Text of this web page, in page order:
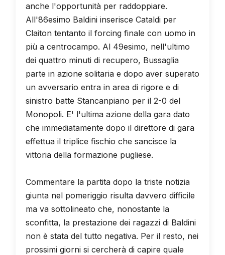
anche l'opportunità per raddoppiare.
All'86esimo Baldini inserisce Cataldi per
Claiton tentanto il forcing finale con uomo in
più a centrocampo. Al 49esimo, nell'ultimo
dei quattro minuti di recupero, Bussaglia
parte in azione solitaria e dopo aver superato
un avversario entra in area di rigore e di
sinistro batte Stancanpiano per il 2-0 del
Monopoli. E' l'ultima azione della gara dato
che immediatamente dopo il direttore di gara
effettua il triplice fischio che sancisce la
vittoria della formazione pugliese.
Commentare la partita dopo la triste notizia
giunta nel pomeriggio risulta davvero difficile
ma va sottolineato che, nonostante la
sconfitta, la prestazione dei ragazzi di Baldini
non è stata del tutto negativa. Per il resto, nei
prossimi giorni si cercherà di capire quale